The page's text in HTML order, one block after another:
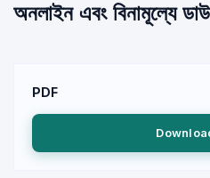
অনলাইন এবং বিনামূল্যে
PDF